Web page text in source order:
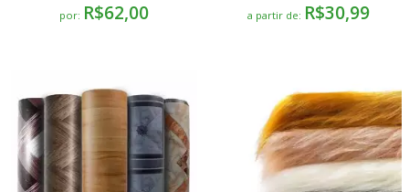
por: R$62,00 a partir de: R$30,99